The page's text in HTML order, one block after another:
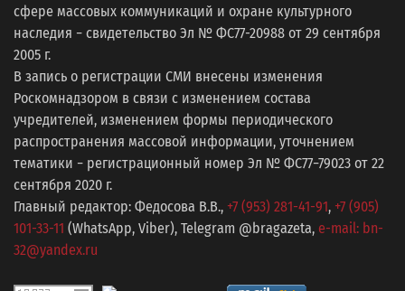
сфере массовых коммуникаций и охране культурного
наследия − свидетельство Эл № ФС77-20988 от 29 сентября
2005 г.
В запись о регистрации СМИ внесены изменения
Роскомнадзором в связи с изменением состава
учредителей, изменением формы периодического
распространения массовой информации, уточнением
тематики − регистрационный номер Эл № ФС77−79023 от 22
сентября 2020 г.
Главный редактор: Федосова В.В., +7 (953) 281-41-91, +7 (905)
101-33-11 (WhatsApp, Viber), Telegram @bragazeta, e-mail: bn-
32@yandex.ru